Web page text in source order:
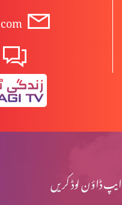
نیا عہد نامہ میں مسیح
خدا انسان کے
ایپ ڈاؤن لوڈ کریں